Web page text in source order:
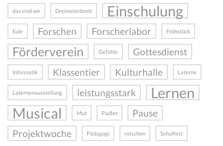
das sind wir Dreimeterbrett Einschulung
Eule Forschen Forscherlabor Frühstück
Förderverein Gefühle Gottesdienst
Informatik Klassentier Kulturhalle Laterne
Laternenausstellung leistungsstark
Lernen
Musical
Mut Padlet
Pause
Projektwoche
Pädagogi rutschen Schulfest